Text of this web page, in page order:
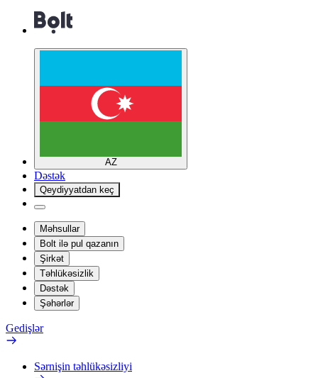
AZ
Dəstək
Qeydiyyatdan keç
Məhsullar
Bolt ilə pul qazanın
Şirkət
Təhlükəsizlik
Dəstək
Şəhərlər
Gedişlər
Sərnişin təhlükəsizliyi